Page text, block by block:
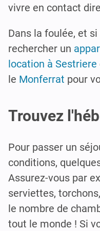
vivre en contact
Dans la foulée, et
rechercher un
location à Sestriere
le Monferrat pour
Trouvez
Pour passer un
conditions,
Assurez-vous par
serviettes,
le nombre de
tout le monde ! Si